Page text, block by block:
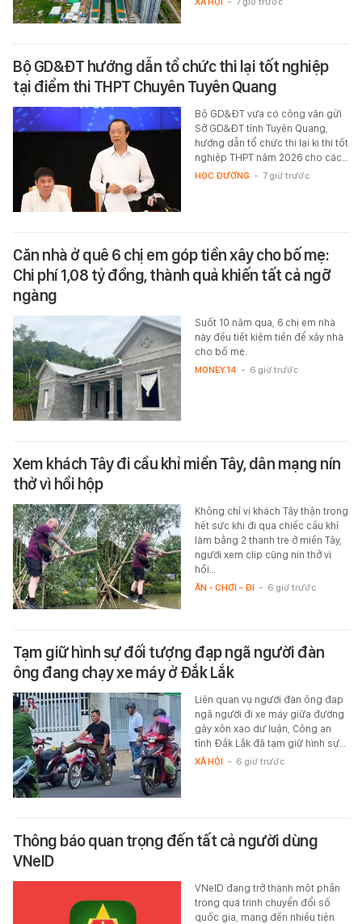
Bộ GD&ĐT hướng dẫn tổ chức thi lại tốt nghiệp
tại điểm thi THPT Chuyên Tuyên Quang
Bộ GD&ĐT vừa có công văn gửi
Sở GD&ĐT tỉnh Tuyên Quang,
hướng dẫn tổ chức thi lại kì thi tốt
nghiệp THPT năm 2026 cho các…
HỌC ĐƯỜNG - 7 giờ trước
Căn nhà ở quê 6 chị em góp tiền xây cho bố mẹ:
Chi phí 1,08 tỷ đồng, thành quả khiến tất cả ngỡ
ngàng
Suốt 10 năm qua, 6 chị em nhà
này đều tiết kiệm tiền để xây nhà
cho bố mẹ.
MONEY.14 - 6 giờ trước
Xem khách Tây đi cầu khỉ miền Tây, dân mạng nín
thở vì hồi hộp
Không chỉ vị khách Tây thận trọng
hết sức khi đi qua chiếc cầu khỉ
làm bằng 2 thanh tre ở miền Tây,
người xem clip cũng nín thở vì
hồi…
ĂN - CHƠI - ĐI - 6 giờ trước
Tạm giữ hình sự đối tượng đạp ngã người đàn
ông đang chạy xe máy ở Đắk Lắk
Liên quan vụ người đàn ông đạp
ngã người đi xe máy giữa đường
gây xôn xao dư luận, Công an
tỉnh Đắk Lắk đã tạm giữ hình sự…
XÃ HỘI - 6 giờ trước
Thông báo quan trọng đến tất cả người dùng
VNeID
VNeID đang trở thành một phần
trong quá trình chuyển đổi số
quốc gia, mang đến nhiều tiện